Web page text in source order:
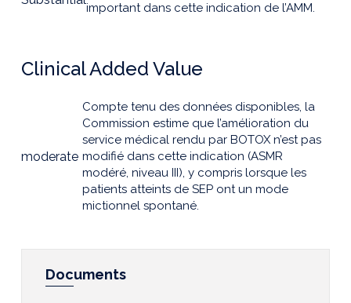
important dans cette indication de l’AMM.
Clinical Added Value
moderate
Compte tenu des données disponibles, la
Commission estime que l’amélioration du
service médical rendu par BOTOX n’est pas
modifié dans cette indication (ASMR
modéré, niveau III), y compris lorsque les
patients atteints de SEP ont un mode
mictionnel spontané.
Documents